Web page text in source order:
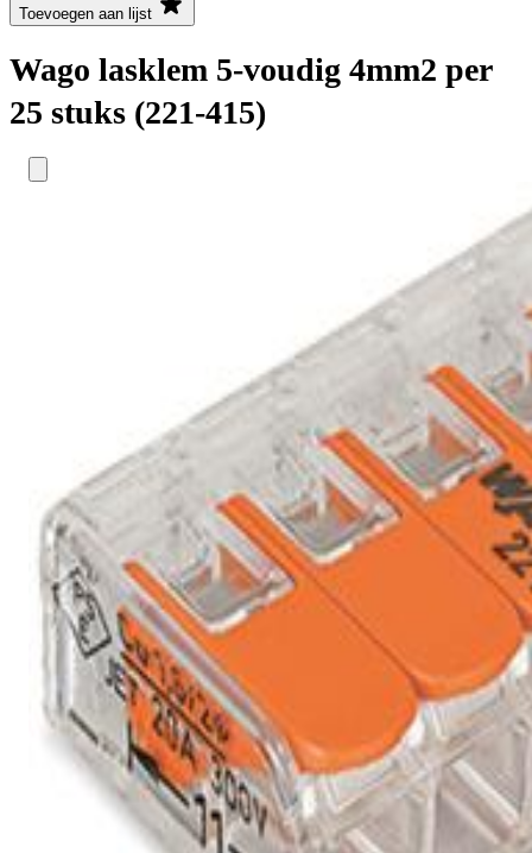
Toevoegen aan lijst
Wago lasklem 5-voudig 4mm2 per
25 stuks (221-415)